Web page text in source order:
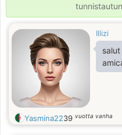
Illizi
Yasmina2239 vuotta vanha